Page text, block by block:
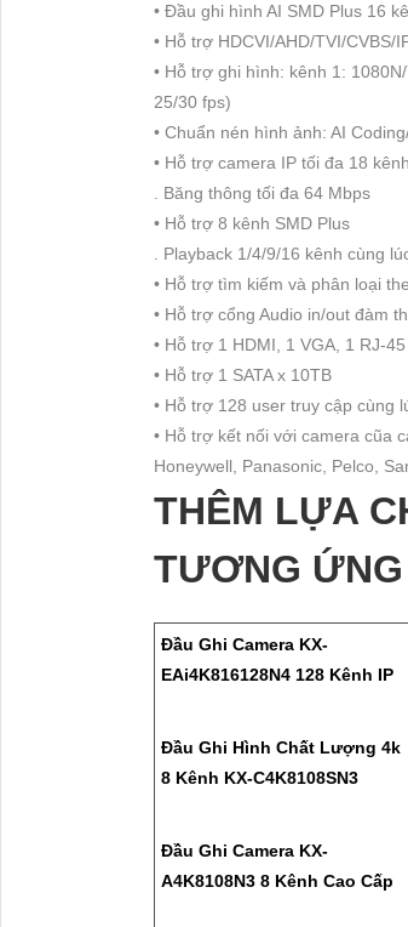
• Đầu ghi hình AI SMD Plus 16
• Hỗ trợ HDCVI/AHD/TVI/CVBS/
• Hỗ trợ ghi hình: kênh 1:
25/30 fps)
• Chuẩn nén hình ảnh: AI
• Hỗ trợ camera IP tối đa 18
. Băng thông tối đa 64 Mbps
• Hỗ trợ 8 kênh SMD Plus
. Playback 1/4/9/16 kênh cùng
• Hỗ trợ tìm kiếm và phân loại
• Hỗ trợ cổng Audio in/out đàm
• Hỗ trợ 1 HDMI, 1 VGA, 1 RJ-
• Hỗ trợ 1 SATA x 10TB
• Hỗ trợ 128 user truy cập
• Hỗ trợ kết nối với camera cũa
Honeywell, Panasonic, Pelco,
THÊM LỰA
TƯƠNG
Đầu Ghi Camera KX-
EAi4K816128N4 128 Kênh IP
Đầu Ghi Hình Chất Lượng 4k
8 Kênh KX-C4K8108SN3
Đầu Ghi Camera KX-
A4K8108N3 8 Kênh Cao Cấp